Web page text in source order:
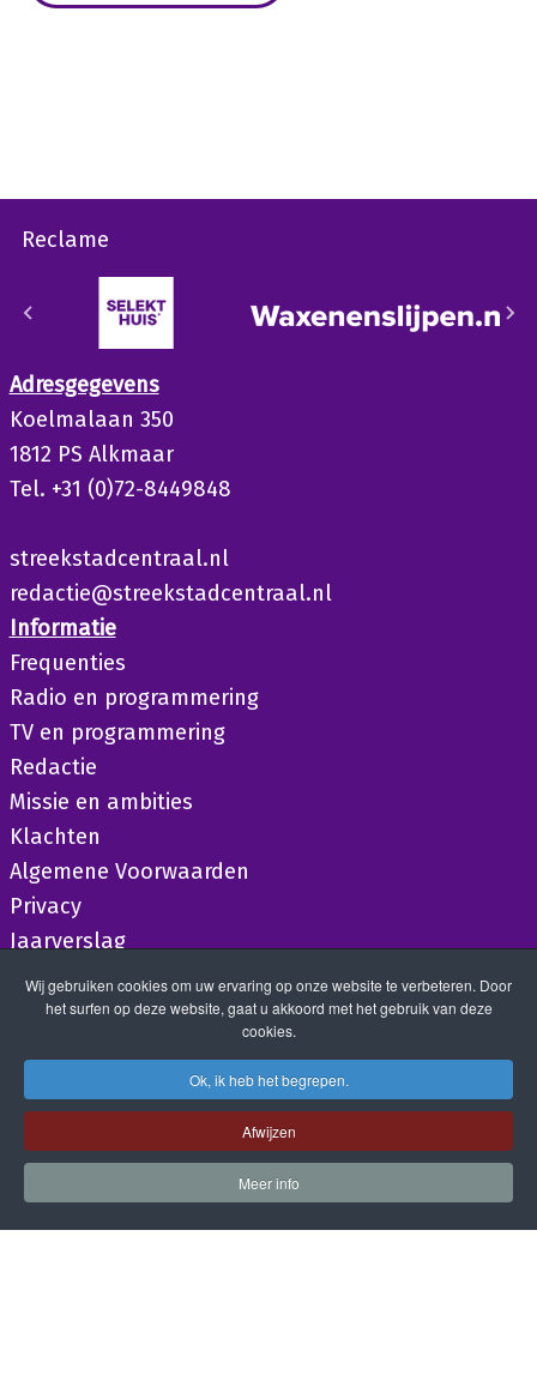
Reclame
Adresgegevens
Koelmalaan 350
1812 PS Alkmaar
Tel. +31 (0)72-8449848
streekstadcentraal.nl
redactie@streekstadcentraal.nl
Informatie
Frequenties
Radio en programmering
TV en programmering
Redactie
Missie en ambities
Klachten
Algemene Voorwaarden
Privacy
Jaarverslag
Wij gebruiken cookies om uw ervaring op onze website te verbeteren. Door
het surfen op deze website, gaat u akkoord met het gebruik van deze
cookies.
Ok, ik heb het begrepen.
Afwijzen
Meer info